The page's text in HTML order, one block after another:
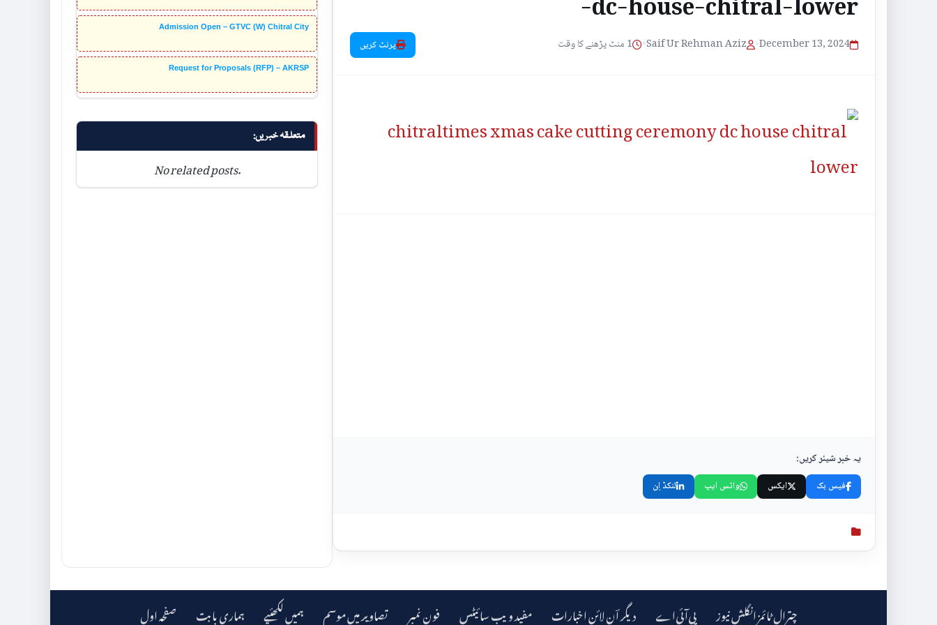
Admission Open – GTVC (W) Chitral City
Request for Proposals (RFP) – AKRSP
متعلقہ خبریں:
No related posts.
December 13, 2024
•
Saif Ur Rehman Aziz
• 1 منٹ پڑھنے کا وقت پرنٹ کریں
یہ خبر شیئر کریں:
فیس بک ایکس واٹس ایپ لنکڈ اِن
صفحہ اول ہماری بابت ہمیں لکھئیے تصاویر میں موسم فون نمبر مفید ویب سائیٹس دیگر اؔن لائن اخبارات پی‌آئی‌اے‎ چترال ٹائمز انگلش نیوز